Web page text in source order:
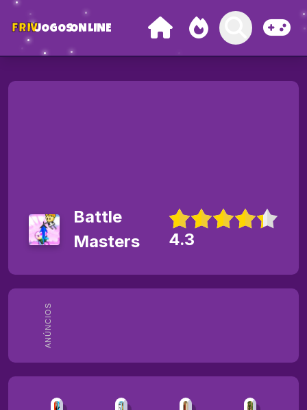
FRIVJOGOSONLINE
ANÚNCIOS
Battle
Masters
4.3